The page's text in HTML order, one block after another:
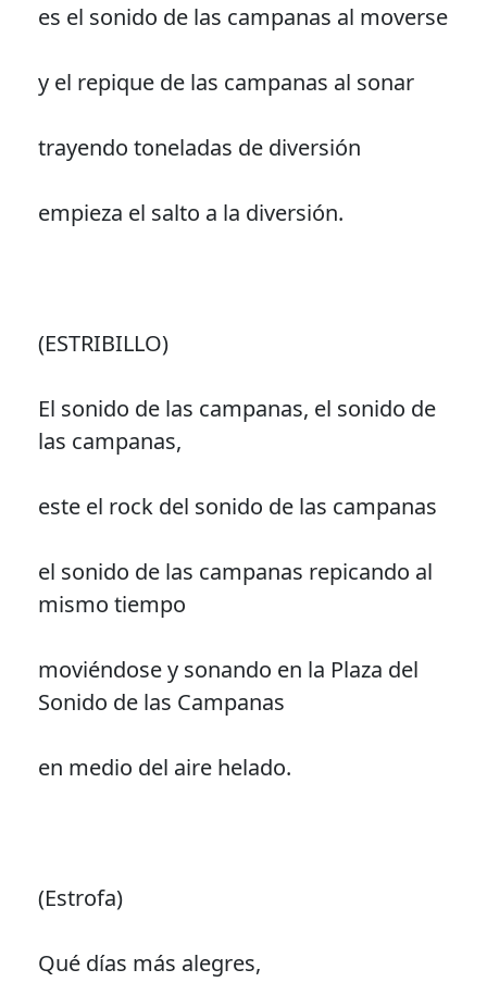
es el sonido de las campanas al moverse
y el repique de las campanas al sonar
trayendo toneladas de diversión
empieza el salto a la diversión.
(ESTRIBILLO)
El sonido de las campanas, el sonido de
las campanas,
este el rock del sonido de las campanas
el sonido de las campanas repicando al
mismo tiempo
moviéndose y sonando en la Plaza del
Sonido de las Campanas
en medio del aire helado.
(Estrofa)
Qué días más alegres,